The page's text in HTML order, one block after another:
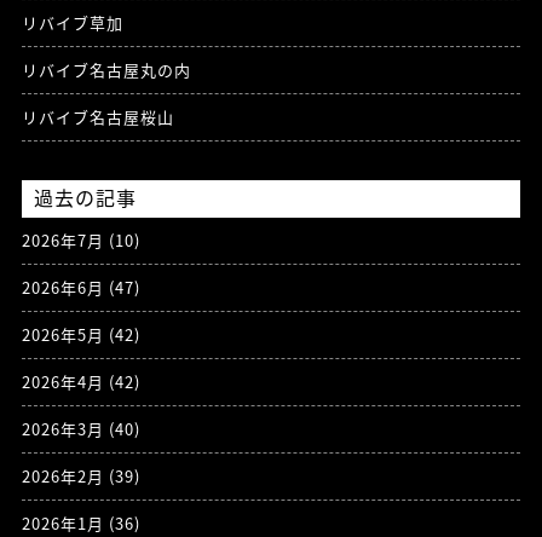
リバイブ草加
リバイブ名古屋丸の内
リバイブ名古屋桜山
過去の記事
2026年7月 (10)
2026年6月 (47)
2026年5月 (42)
2026年4月 (42)
2026年3月 (40)
2026年2月 (39)
2026年1月 (36)